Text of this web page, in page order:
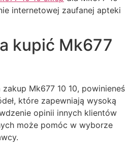
internetowej zaufanej apteki
kupić Mk677
Mk677 10 10, powinieneś
które zapewniają wysoką
opinii innych klientów
może pomóc w wyborze